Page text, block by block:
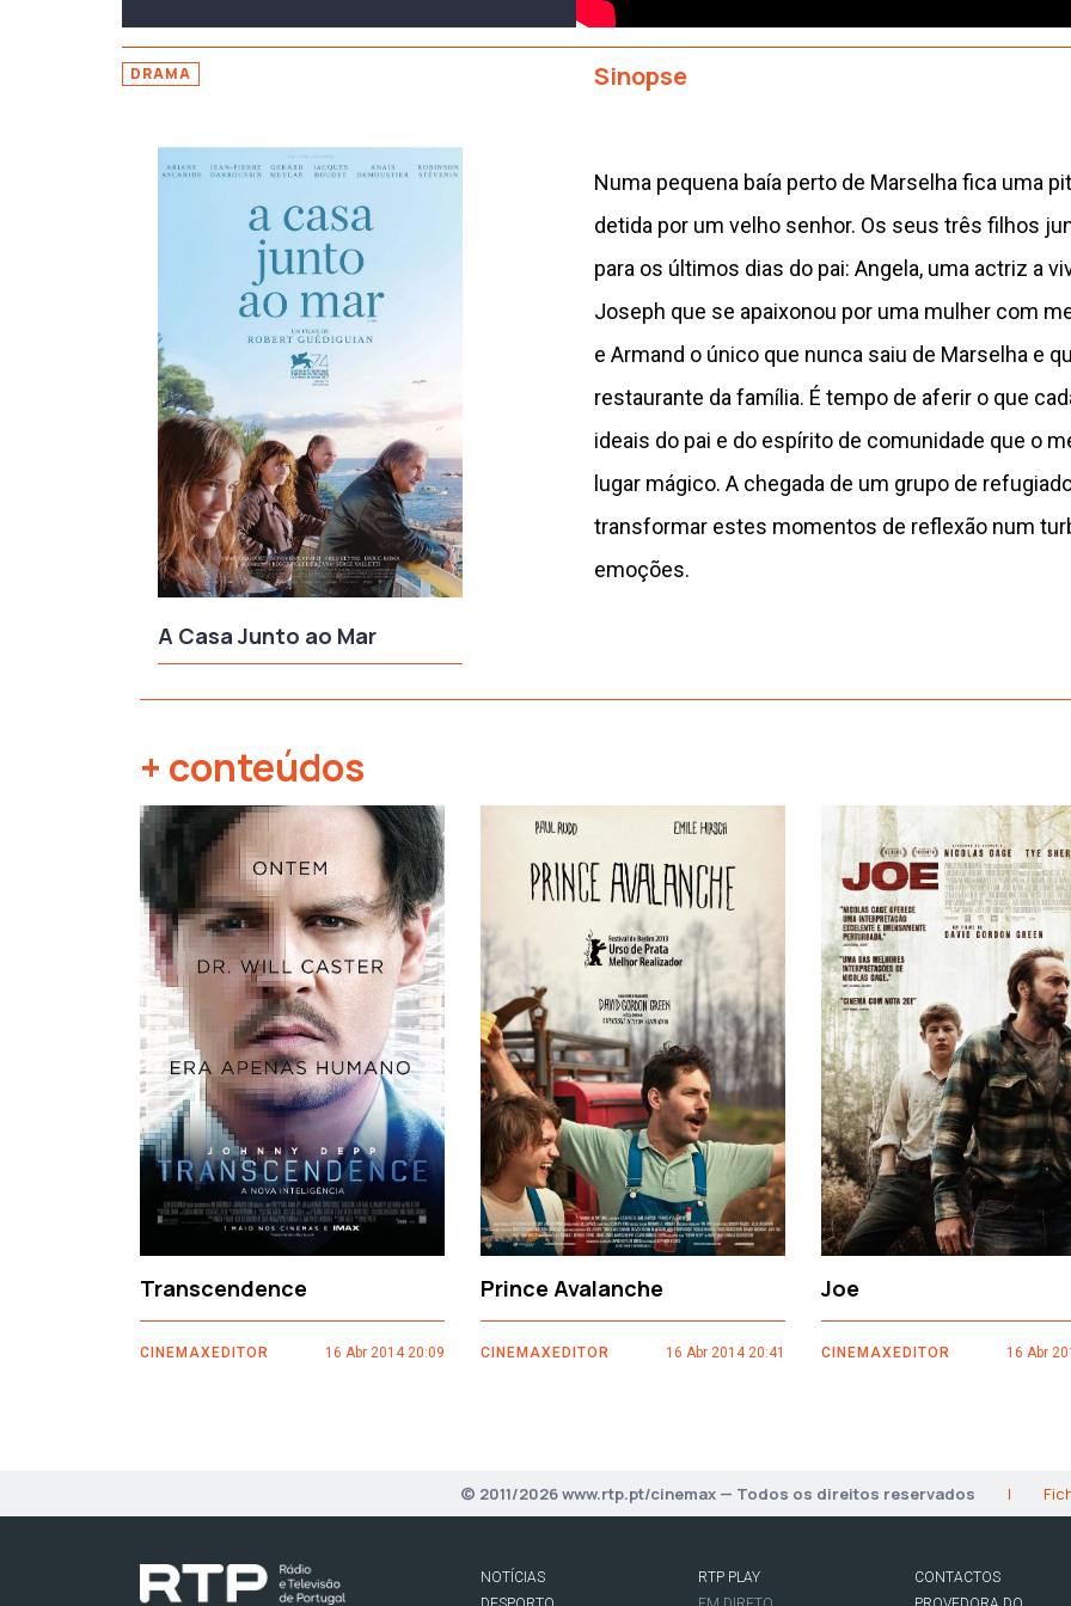
DRAMA Sinopse
A Casa Junto ao Mar
Numa pequena baía perto de Marselha fica uma
detida por um velho senhor. Os seus três filhos
para os últimos dias do pai: Angela, uma actriz a
Joseph que se apaixonou por uma mulher com
e Armand o único que nunca saiu de Marselha e
restaurante da família. É tempo de aferir o que
ideais do pai e do espírito de comunidade que o
lugar mágico. A chegada de um grupo de
transformar estes momentos de reflexão num
emoções.
+ conteúdos
Transcendence
CINEMAXEDITOR 16 Abr 2014 20:09
Prince Avalanche
CINEMAXEDITOR 16 Abr 2014 20:41
Joe
CINEMAXEDITOR 16 Abr
‹
© 2011/2026 www.rtp.pt/cinemax — Todos os direitos reservados |
NOTÍCIAS
RTP PLAY
CONTACTOS